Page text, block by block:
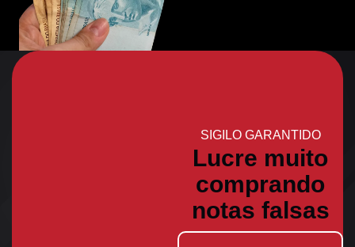
SIGILO GARANTIDO
Lucre muito
comprando
notas falsas